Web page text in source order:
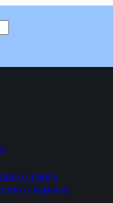
к школе
(алфавит)